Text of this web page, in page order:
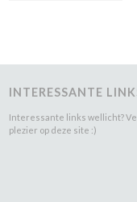
INTERESSANTE
Interessante links wellicht?
plezier op deze site :)